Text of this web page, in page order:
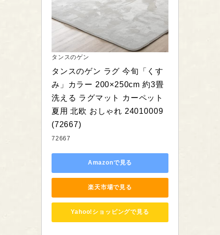
タンスのゲン
タンスのゲン ラグ 今旬「くす
み」カラー 200×250cm 約3畳
洗える ラグマット カーペット
夏用 北欧 おしゃれ 24010009
(72667)
72667
Amazonで見る
楽天市場で見る
Yahoo!ショッピングで見る